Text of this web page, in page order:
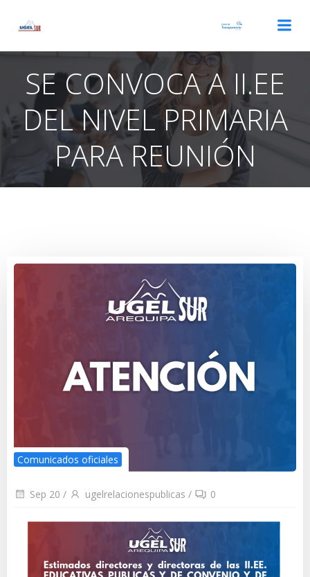
SE CONVOCA A II.EE
DEL NIVEL PRIMARIA
PARA REUNIÓN
Comunicados oficiales
Sep 20 / ugelrelacionespublicas / 0